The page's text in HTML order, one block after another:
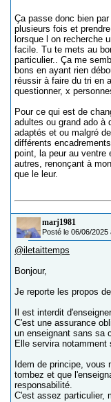
Ça passe donc bien
plusieurs fois et
lorsque l on recherche
facile. Tu te mets au
particulier.. Ça me
bons en ayant rien
réussir à faire du tri en
questionner, x
Pour ce qui est de
adultes ou grand ado à
adaptés et ou malgré
différents
point, la peur au ventre
autres, renonçant à
que le leur.
marj1981
Posté le 06/06/2025
@iletaittemps
Bonjour,
Je reporte les propos
Il est interdit
C'est une assurance
un enseignant sans sa
Elle servira
Idem de principe, vous
tombez et que
responsabilité.
C'est assez particulier,